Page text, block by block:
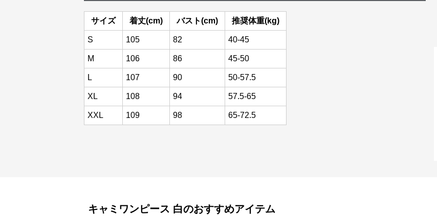
サイズ 着丈(cm) バスト(cm) 推奨体重(kg)
S 105 82 40-45
M 106 86 45-50
L 107 90 50-57.5
XL 108 94 57.5-65
XXL 109 98 65-72.5
キャミワンピース 白のおすすめアイテム